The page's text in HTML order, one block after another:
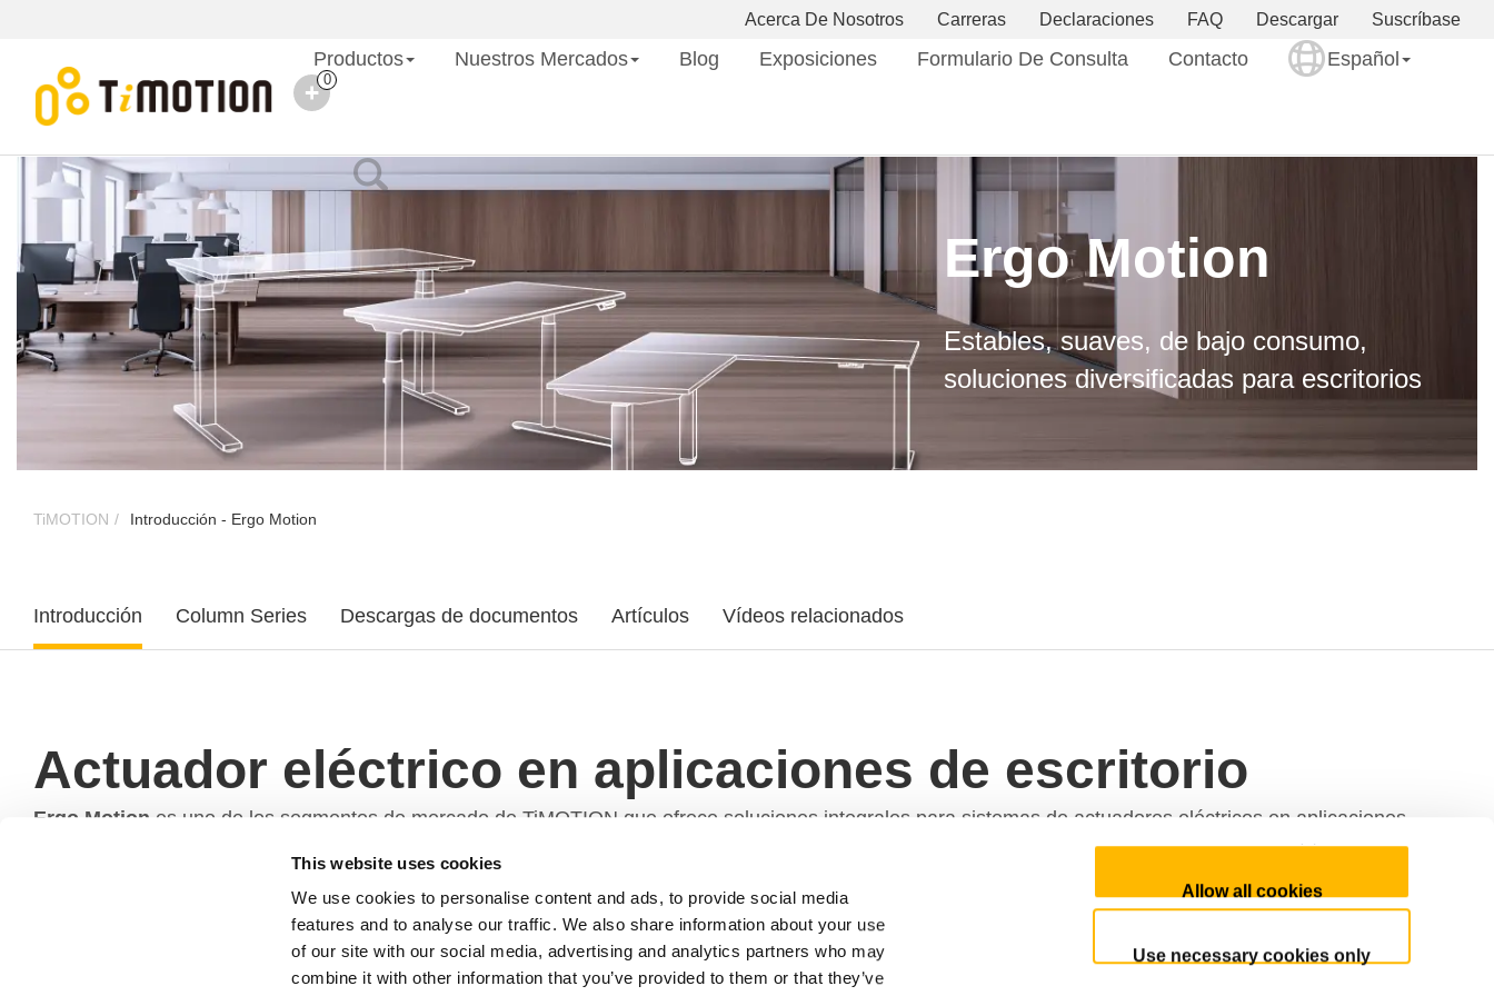
This website uses cookies
We use cookies to personalise content and ads, to provide social media
features and to analyse our traffic. We also share information about your use
of our site with our social media, advertising and analytics partners who may
combine it with other information that you’ve provided to them or that they’ve
Allow all cookies
Use necessary cookies only
Suscríbase
Descargar
FAQ
Declaraciones
Carreras
Acerca De Nosotros
Productos Nuestros Mercados Blog Exposiciones Formulario De Consulta Contacto Español
0
Ergo Motion
Estables, suaves, de bajo consumo,
soluciones diversificadas para escritorios
TiMOTION Introducción - Ergo Motion
Introducción Column Series Descargas de documentos Artículos Vídeos relacionados
Actuador eléctrico en aplicaciones de escritorio
Ergo Motion es uno de los segmentos de mercado de TiMOTION que ofrece soluciones integrales para sistemas de actuadores eléctricos en aplicaciones
ergonómicas de escritorio, incluyendo escritorios para el hogar y la oficina, estaciones de trabajo industriales y sistemas de elevación de pantallas/televisores.
¿Por qué actuadores eléctricos para aplicaciones de escritorio?